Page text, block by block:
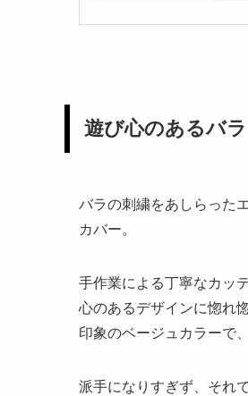
遊び心のあるバ
バラの刺繍をあしらった
カバー。
手作業による丁寧なカッ
心のあるデザインに惚れ
印象のベージュカラーで
派手になりすぎず、それ